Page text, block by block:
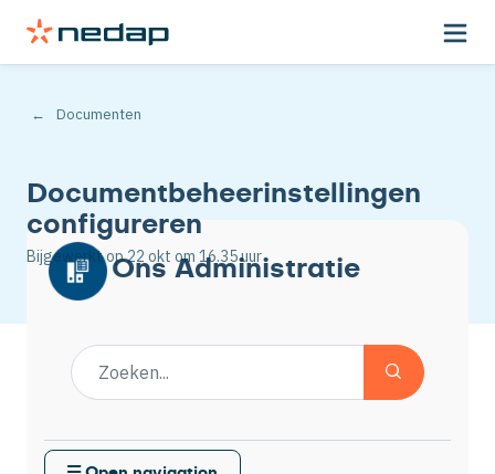
Documenten
Documentbeheerinstellingen
configureren
Bijgewerkt op22 okt om 16.35 uur
Ons Administratie